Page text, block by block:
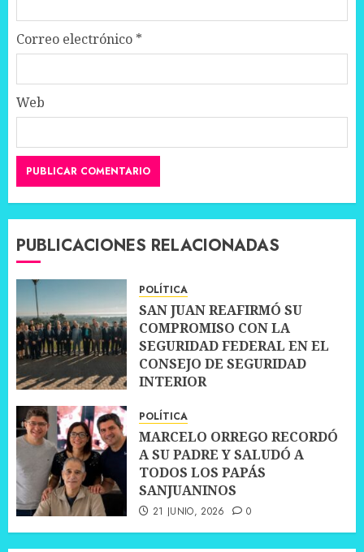
Correo electrónico *
Web
PUBLICACIONES RELACIONADAS
POLÍTICA
SAN JUAN REAFIRMÓ SU
COMPROMISO CON LA
SEGURIDAD FEDERAL EN EL
CONSEJO DE SEGURIDAD
INTERIOR
POLÍTICA
MARCELO ORREGO RECORDÓ
A SU PADRE Y SALUDÓ A
TODOS LOS PAPÁS
SANJUANINOS
21 JUNIO, 2026 0